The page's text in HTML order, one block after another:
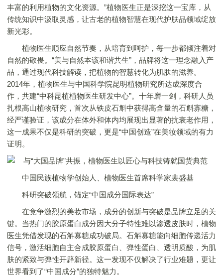
丰富的利用植物的文化资源。”植物医生正是深挖这一宝库，从
传统知识中汲取灵感，让古老的植物智慧在现代护肤品领域绽放
新光彩。
植物医生顺应自然节奏，从培育到呵护，每一步都倾注着对
自然的敬畏。“美与自然本该和谐共生”，品牌将这一理念融入产
品，通过现代科技解读，把植物的智慧转化为肌肤的滋养。
2014年，植物医生与中国科学院昆明植物研究所达成深度合
作，共建“中科昆植植物医生研发中心”。十年磨一剑，科研人员
扎根高山植物研究，首次从铁皮石斛中获得高含量的石斛寡糖，
经严谨验证，该成分在体外和体内均展现出显著的抗衰老作用，
这一成果不仅是科研的突破，更是“中国创造”在美妆领域的有力
证明。
中国民族植物学创始人、植物医生首席科学家裴盛基
科研突破领航，锚定“中国成分国际表达”
在竞争激烈的美妆市场，成分的创新与突破是品牌立足的关
键。当热门的胶原蛋白成分因大分子特性难以渗透皮肤时，植物
医生凭借发现的石斛寡糖成功破局。石斛寡糖能向细胞传递活力
信号，激活细胞自主合成胶原蛋白、弹性蛋白、透明质酸，为肌
肤的紧致与弹性开辟新径。这一发现不仅解决了行业难题，更让
世界看到了“中国成分”的独特魅力。